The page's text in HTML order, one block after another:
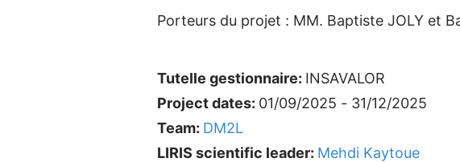
Porteurs du projet : MM. Baptiste JOLY et
Tutelle gestionnaire: INSAVALOR
Project dates: 01/09/2025 - 31/12/2025
Team: DM2L
LIRIS scientific leader: Mehdi Kaytoue